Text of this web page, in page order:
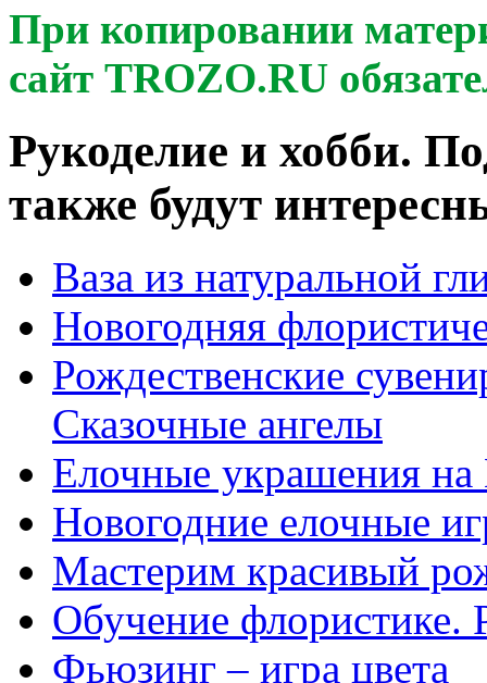
При копировании
сайт TROZO.RU
Рукоделие и хобби.
также будут
Ваза из натуральной
Новогодняя
Рождественские
Сказочные ангелы
Елочные украшения
Новогодние елочные
Мастерим красивый
Обучение флористике.
Фьюзинг – игра цвета